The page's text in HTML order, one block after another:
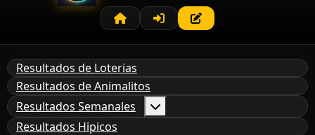
Resultados de Loterias
Resultados de Animalitos
Resultados Semanales
Resultados Hipicos